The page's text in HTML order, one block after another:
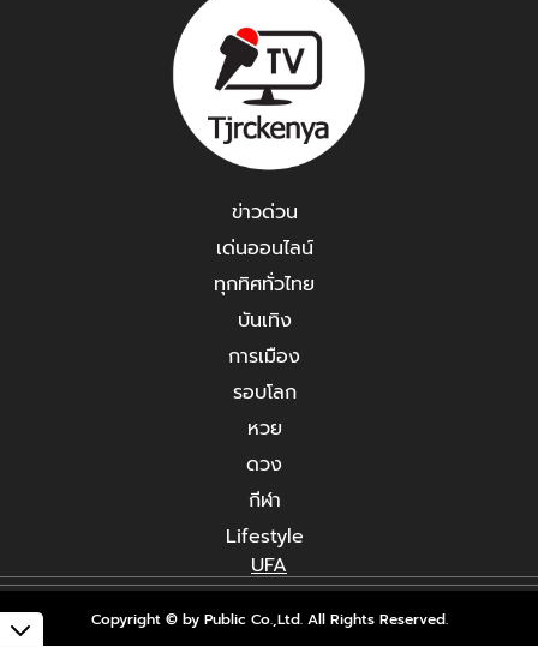
ข่าวด่วน
เด่นออนไลน์
ทุกทิศทั่วไทย
บันเทิง
การเมือง
รอบโลก
หวย
ดวง
กีฬา
Lifestyle
UFA
Copyright © by Public Co.,Ltd. All Rights Reserved.